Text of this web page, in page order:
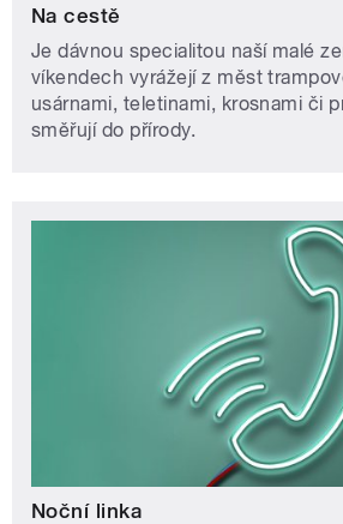
Na cestě
Je dávnou specialitou naší malé
víkendech vyrážejí z měst
usárnami, teletinami, krosnami či
směřují do přírody.
Noční linka